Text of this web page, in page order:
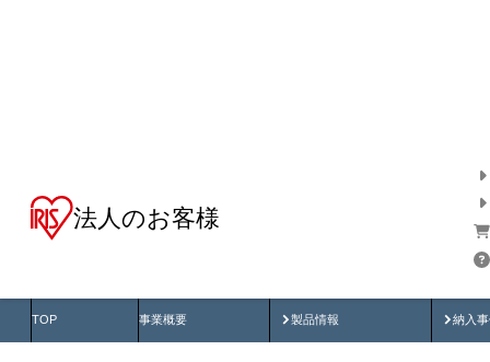
法人のお客様
TOP 事業概要 製品情報
製品動画 納入
納